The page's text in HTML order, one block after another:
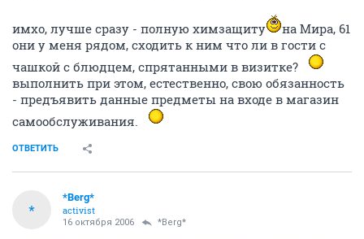
имхо, лучше сразу - полную химзащиту
на Мира, 61
они у меня рядом, сходить к ним что ли в гости с
чашкой с блюдцем, спрятанными в визитке?
выполнить при этом, естественно, свою обязанность
- предъявить данные предметы на входе в магазин
самообслуживания.
ОТВЕТИТЬ
*
*Berg*
activist
16 октября 2006 *Berg*